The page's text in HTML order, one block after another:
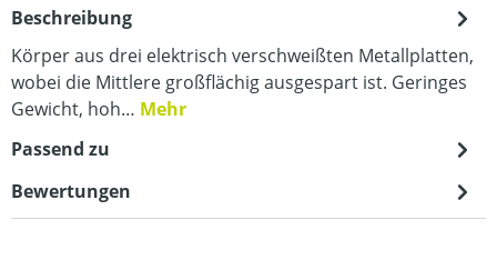
Beschreibung
Körper aus drei elektrisch verschweißten Metallplatten,
wobei die Mittlere großflächig ausgespart ist. Geringes
Gewicht, hoh… Mehr
Passend zu
Bewertungen